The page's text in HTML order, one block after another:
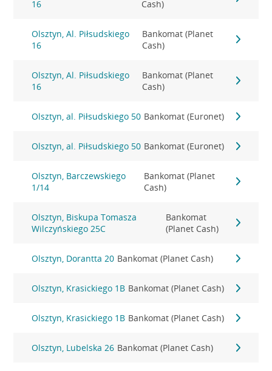
16
Cash)
Olsztyn, Al. Piłsudskiego
16
Bankomat (Planet
Cash)
Olsztyn, Al. Piłsudskiego
16
Bankomat (Planet
Cash)
Olsztyn, al. Piłsudskiego 50 Bankomat (Euronet)
Olsztyn, al. Piłsudskiego 50 Bankomat (Euronet)
Olsztyn, Barczewskiego
1/14
Bankomat (Planet
Cash)
Olsztyn, Biskupa Tomasza
Wilczyńskiego 25C
Bankomat
(Planet Cash)
Olsztyn, Dorantta 20 Bankomat (Planet Cash)
Olsztyn, Krasickiego 1B Bankomat (Planet Cash)
Olsztyn, Krasickiego 1B Bankomat (Planet Cash)
Olsztyn, Lubelska 26 Bankomat (Planet Cash)